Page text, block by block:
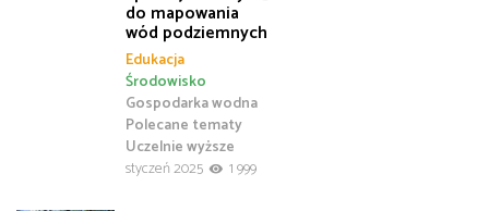
do mapowania
wód podziemnych
Edukacja
Gospodarka wodna
Polecane tematy
Środowisko
Uczelnie wyższe
styczeń 2025
1 999